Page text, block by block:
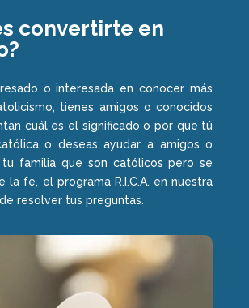
convertirte en
o interesada en conocer más
tienes amigos o conocidos
cuál es el significado o por que tú
o deseas ayudar a amigos o
tu familia que son católicos pero se
la fe, el programa R.I.C.A. en nuestra
resolver tus preguntas.